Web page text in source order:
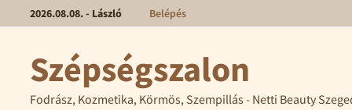
2026.08.08. - László Belépés
Szépségszalon
Fodrász, Kozmetika, Körmös, Szempillás - Netti Beauty